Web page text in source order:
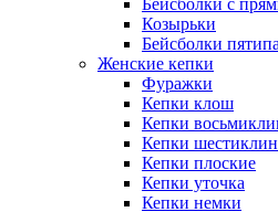
Бейсболки с
Козырьки
Бейсболки
Женские кепки
Фуражки
Кепки клош
Кепки
Кепки
Кепки плоские
Кепки уточка
Кепки немки